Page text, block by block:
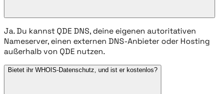
Ja. Du kannst QDE DNS, deine eigenen autoritativen
Nameserver, einen externen DNS-Anbieter oder Hosting
außerhalb von QDE nutzen.
Bietet ihr WHOIS-Datenschutz, und ist er kostenlos?